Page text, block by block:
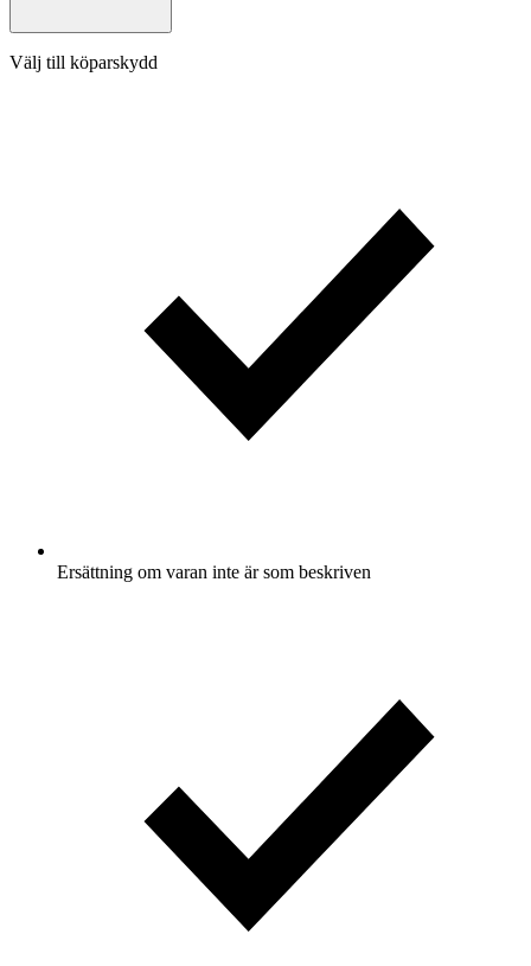
Välj till köparskydd
Ersättning om varan inte är som beskriven